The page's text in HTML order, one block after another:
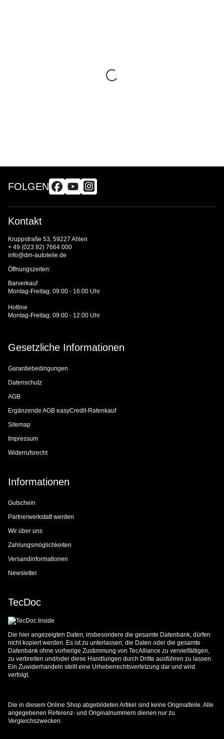
FOLGEN
Kontakt
Kruppstraße 53, 59227 Ahlen
+ 49 (023 82) 7664 000
info@dm-autoteile.de
Öffnungszeiten:
Barverkauf
Montag-Freitag: 09:00 - 16:00 Uhr
Hotline
Montag-Freitag: 09:00 - 12:00 Uhr
Gesetzliche Informationen
Garantiebedingungen
Datenschutz
AGB
Ergänzende AGB easyCredit-Ratenkauf
Sitemap
Impressum
Widerrufsrecht
Informationen
Gutschein
Partnerwerkstatt werden
Wir über uns
Zahlungsmöglichkeiten
Versandinformationen
Newsletter
TecDoc
Die hier angezeigten Daten, insbesondere die gesamte Datenbank, dürfen
nicht kopiert werden. Es ist zu unterlassen, die Daten oder die gesamte
Datenbank ohne vorherige Zustimmung von TecAlliance zu vervielfältigen,
zu verbreiten und/oder diese Handlungen durch Dritte ausführen zu lassen.
Ein Zuwiderhandeln stellt eine Urheberrechtsverletzung dar und wird
verfolgt.
Die in diesem Online Shop abgebildeten Artikel sind keine Originalteile. Alle
angegebenen Referenz- und Originalnummern dienen nur zu
Vergleichszwecken.